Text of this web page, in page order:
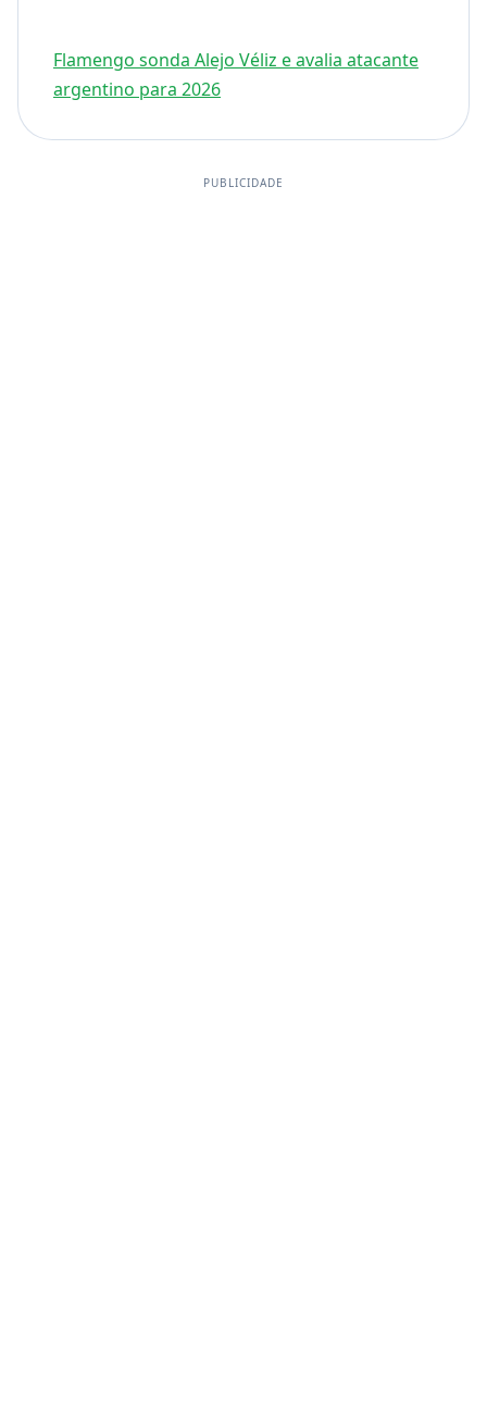
Flamengo sonda Alejo Véliz e avalia atacante
argentino para 2026
PUBLICIDADE